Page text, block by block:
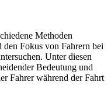
Methoden
Fokus von Fahrern bei
Unter diesen
Bedeutung und
Fahrer während der Fahrt